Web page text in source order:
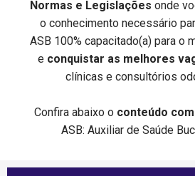
Normas e Legislações onde
o conhecimento necessário
ASB 100% capacitado(a) para o
e conquistar as melhores
clínicas e consultórios
Confira abaixo o conteúdo
ASB: Auxiliar de Saúde